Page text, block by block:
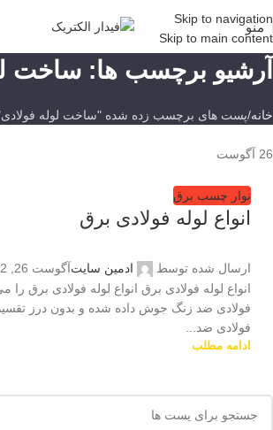
Skip to navigation
Skip to main content
منو
آرشیو برچسب ها: ساخت
خانه پست های برچسب زده شده "ساخت لوله
26 آگوست
نوار چسب برق
انواع لوله فولادی برق
ارسال شده توسط ادمین سایتآگوست 26, 2022
انواع لوله فولادی برق انواع لوله فولادی برق را
فولادی ضد زنگ جوش داده شده و بدون درز
فولادی ضد...
ادامه مطلب